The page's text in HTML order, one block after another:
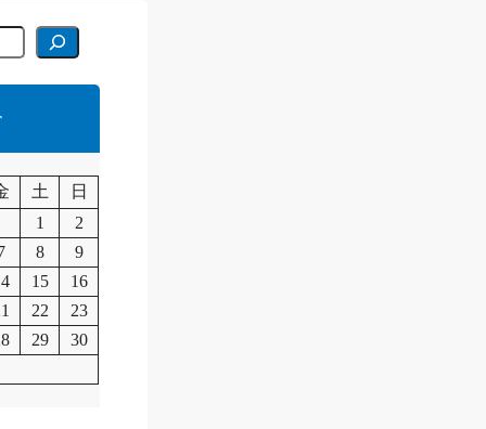
土
日
1
2
8
9
15
16
22
23
29 30